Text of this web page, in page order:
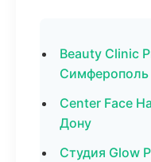
Beauty Clinic
Симферополь
Center Face
Дону
Студия Glow